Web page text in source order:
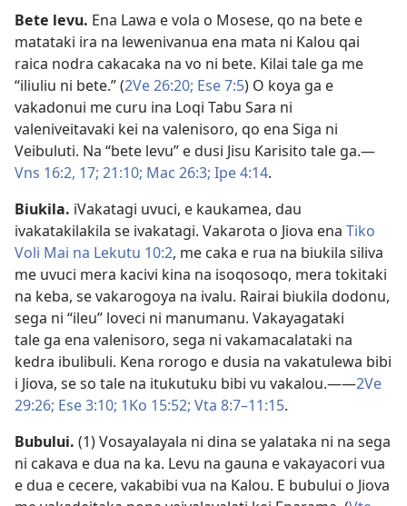
Bete levu. Ena Lawa e vola o Mosese, qo na bete e
matataki ira na lewenivanua ena mata ni Kalou qai
raica nodra cakacaka na vo ni bete. Kilai tale ga me
“iliuliu ni bete.” (2Ve 26:20; Ese 7:5) O koya ga e
vakadonui me curu ina Loqi Tabu Sara ni
valeniveitavaki kei na valenisoro, qo ena Siga ni
Veibuluti. Na “bete levu” e dusi Jisu Karisito tale ga.​—
Vns 16:2, 17; 21:10; Mac 26:3; Ipe 4:14.
Biukila. iVakatagi uvuci, e kaukamea, dau
ivakatakilakila se ivakatagi. Vakarota o Jiova ena Tiko
Voli Mai na Lekutu 10:2, me caka e rua na biukila siliva
me uvuci mera kacivi kina na isoqosoqo, mera tokitaki
na keba, se vakarogoya na ivalu. Rairai biukila dodonu,
sega ni “ileu” loveci ni manumanu. Vakayagataki
tale ga ena valenisoro, sega ni vakamacalataki na
kedra ibulibuli. Kena rorogo e dusia na vakatulewa bibi
i Jiova, se so tale na itukutuku bibi vu vakalou.​——2Ve
29:26; Ese 3:10; 1Ko 15:52; Vta 8:7–11:15.
Bubului. (1) Vosayalayala ni dina se yalataka ni na sega
ni cakava e dua na ka. Levu na gauna e vakayacori vua
e dua e cecere, vakabibi vua na Kalou. E bubului o Jiova